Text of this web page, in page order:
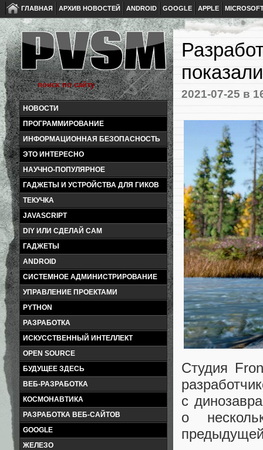
ГЛАВНАЯ АРХИВ НОВОСТЕЙ ANDROID GOOGLE APPLE
НОВОСТИ
ПРОГРАММИРОВАНИЕ
ИНФОРМАЦИОННАЯ БЕЗОПАСНОСТЬ
ЭТО ИНТЕРЕСНО
НАУЧНО-ПОПУЛЯРНОЕ
ГАДЖЕТЫ И УСТРОЙСТВА ДЛЯ ГИКОВ
ТЕКУЧКА
JAVASCRIPT
DIY ИЛИ СДЕЛАЙ САМ
ГАДЖЕТЫ
ANDROID
СИСТЕМНОЕ АДМИНИСТРИРОВАНИЕ
УПРАВЛЕНИЕ ПРОЕКТАМИ
PYTHON
РАЗРАБОТКА
ИСКУССТВЕННЫЙ ИНТЕЛЛЕКТ
OPEN SOURCE
БУДУЩЕЕ ЗДЕСЬ
ВЕБ-РАЗРАБОТКА
КОСМОНАВТИКА
РАЗРАБОТКА ВЕБ-САЙТОВ
GOOGLE
ЖЕЛЕЗО
2021-07-25 в
Студия
с
о